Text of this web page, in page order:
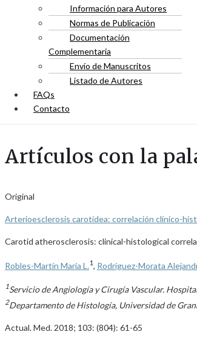
Información para Autores
Normas de Publicación
Documentación
Complementaria
Envío de Manuscritos
Listado de Autores
FAQs
Contacto
Artículos con la
Original
Arterioesclerosis carotídea: correlación clínico-
Carotid atherosclerosis: clinical-histological
Robles-Martín María L.1, Rodríguez-Morata
1Servicio de Angiología y Cirugía Vascular.
2Departamento de Histología, Universidad de
Actual. Med. 2018; 103: (804): 61-65